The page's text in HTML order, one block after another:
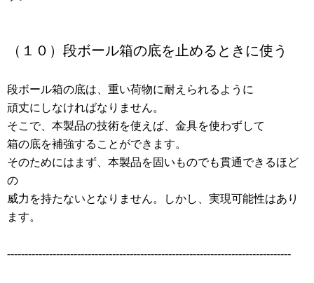
（１０）段ボール箱の底を止めるときに使う
段ボール箱の底は、重い荷物に耐えられるように
頑丈にしなければなりません。
そこで、本製品の技術を使えば、金具を使わずして
箱の底を補強することができます。
そのためにはまず、本製品を固いものでも貫通できるほど
の
威力を持たないとなりません。しかし、実現可能性はあり
ます。
---------------------------------------------------------------------------------